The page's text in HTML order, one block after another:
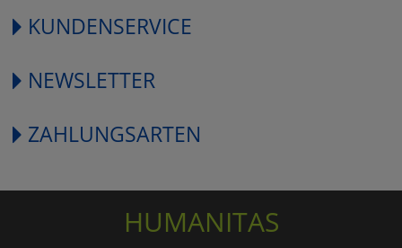
KUNDENSERVICE
NEWSLETTER
ZAHLUNGSARTEN
HUMANITAS